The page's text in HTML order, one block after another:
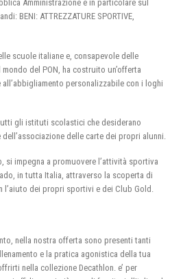
Amministrazione e in particolare sul
BENI: ATTREZZATURE SPORTIVE,
scuole italiane e, consapevole delle
del PON, ha costruito un’offerta
personalizzabile con i loghi
gli istituti scolastici che desiderano
delle carte dei propri alunni.
si impegna a promuovere l’attività sportiva
in tutta Italia, attraverso la scoperta di
l’aiuto dei propri sportivi e dei Club Gold.
nella nostra offerta sono presenti tanti
e la pratica agonistica della tua
nella collezione Decathlon. e’ per